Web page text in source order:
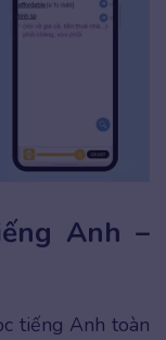
Anh –
tiếng Anh toàn